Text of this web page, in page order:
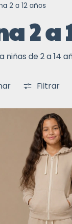
2 a 12 años
2 a
niñas de 2 a 14
Filtrar